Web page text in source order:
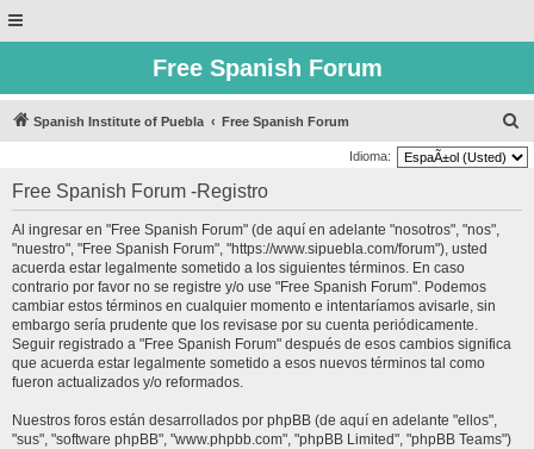
Free Spanish Forum
Spanish Institute of Puebla Free Spanish Forum
u
Idioma:
Free Spanish Forum -Registro
Al ingresar en "Free Spanish Forum" (de aquí en adelante "nosotros", "nos",
"nuestro", "Free Spanish Forum", "https://www.sipuebla.com/forum"), usted
acuerda estar legalmente sometido a los siguientes términos. En caso
contrario por favor no se registre y/o use "Free Spanish Forum". Podemos
cambiar estos términos en cualquier momento e intentaríamos avisarle, sin
embargo sería prudente que los revisase por su cuenta periódicamente.
Seguir registrado a "Free Spanish Forum" después de esos cambios significa
que acuerda estar legalmente sometido a esos nuevos términos tal como
fueron actualizados y/o reformados.
Nuestros foros están desarrollados por phpBB (de aquí en adelante "ellos",
"sus", "software phpBB", "www.phpbb.com", "phpBB Limited", "phpBB Teams")